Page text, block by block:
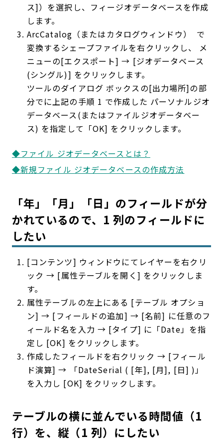
ス]）を選択し、フィージオデータベースを作成
します。
ArcCatalog（またはカタログウィンドウ） で
変換するシェープファイルを右クリックし、 メ
ニューの[エクスポート] → [ジオデータベース
(シングル)] をクリックします。
ツールのダイアログ ボックスの[出力場所]の部
分でに上記の手順 1 で作成した パーソナルジオ
データベース(またはファイルジオデータベー
ス) を指定して「OK] をクリックします。
◆ファイル ジオデータベースとは？
◆新規ファイル ジオデータベースの作成方法
「年」「月」「日」のフィールドが分
かれているので、1 列のフィールドに
したい
[コンテンツ] ウィンドウにてレイヤーを右クリ
ック → [属性テーブルを開く] をクリックしま
す。
属性テーブルの左上にある [テーブル オプショ
ン] → [フィールドの追加] → [名前] に任意のフ
ィールド名を入力 → [タイプ] に「Date」を指
定し [OK] をクリックします。
作成したフィールドを右クリック → [フィール
ド演算] → 「DateSerial ( [年], [月], [日] )」
を入力し [OK] をクリックします。
テーブルの横に並んでいる時間値（1
行）を、縦（1 列）にしたい